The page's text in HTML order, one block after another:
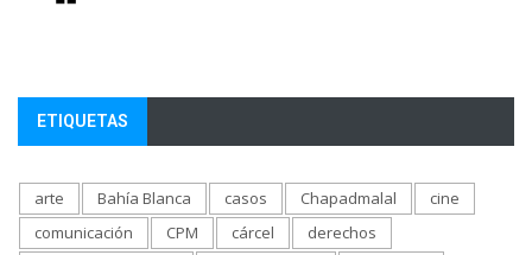
ETIQUETAS
arte Bahía Blanca casos Chapadmalal
cine
comunicación
CPM cárcel
derechos